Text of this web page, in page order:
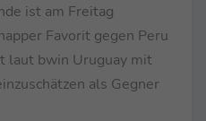
ist am Freitag
Favorit gegen Peru
laut bwin Uruguay mit
als Gegner